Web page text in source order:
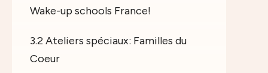
Wake-up schools France!
3.2 Ateliers spéciaux: Familles du
Coeur